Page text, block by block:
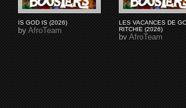
IS GOD IS (2026)
byAfroTeam
LES VACANCES DE
RITCHIE (2026)
byAfroTeam